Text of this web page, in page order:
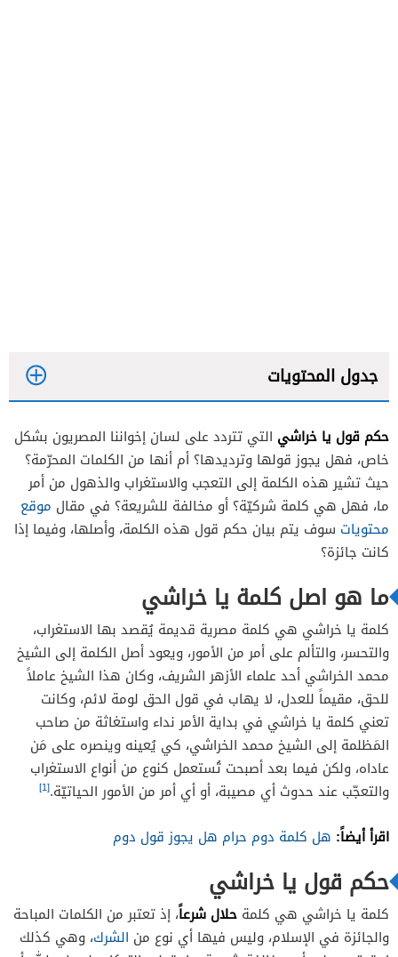
جدول المحتويات
حكم قول يا خراشي التي تتردد على لسان إخواننا المصريون بشكل
خاص، فهل يجوز قولها وترديدها؟ أم أنها من الكلمات المحرّمة؟
حيث تشير هذه الكلمة إلى التعجب والاستغراب والذهول من أمر
ما، فهل هي كلمة شركيّة؟ أو مخالفة للشريعة؟ في مقال موقع
محتويات سوف يتم بيان حكم قول هذه الكلمة، وأصلها، وفيما إذا
كانت جائزة؟
ما هو اصل كلمة يا خراشي
كلمة يا خراشي هي كلمة مصرية قديمة يُقصد بها الاستغراب،
والتحسر، والتألم على أمر من الأمور، ويعود أصل الكلمة إلى الشيخ
محمد الخراشي أحد علماء الأزهر الشريف، وكان هذا الشيخ عاملاً
للحق، مقيماً للعدل، لا يهاب في قول الحق لومة لائم، وكانت
تعني كلمة يا خراشي في بداية الأمر نداء واستغاثة من صاحب
المَظلمة إلى الشيخ محمد الخراشي، كي يُعينه وينصره على مَن
عاداه، ولكن فيما بعد أصبحت تُستعمل كنوع من أنواع الاستغراب
والتعجّب عند حدوث أي مصيبة، أو أي أمر من الأمور الحياتيّة.[1]
اقرأ أيضاً: هل كلمة دوم حرام هل يجوز قول دوم
حكم قول يا خراشي
كلمة يا خراشي هي كلمة حلال شرعاً، إذ تعتبر من الكلمات المباحة
والجائزة في الإسلام، وليس فيها أي نوع من الشرك، وهي كذلك